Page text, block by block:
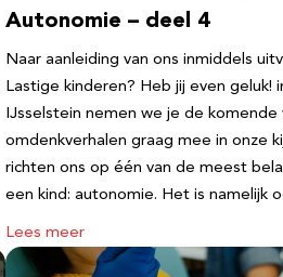
Autonomie – deel 4
Naar aanleiding van ons inmiddels
Lastige kinderen? Heb jij even geluk!
IJsselstein nemen we je de komende
omdenkverhalen graag mee in onze
richten ons op één van de meest
een kind: autonomie. Het is namelijk
Lees meer